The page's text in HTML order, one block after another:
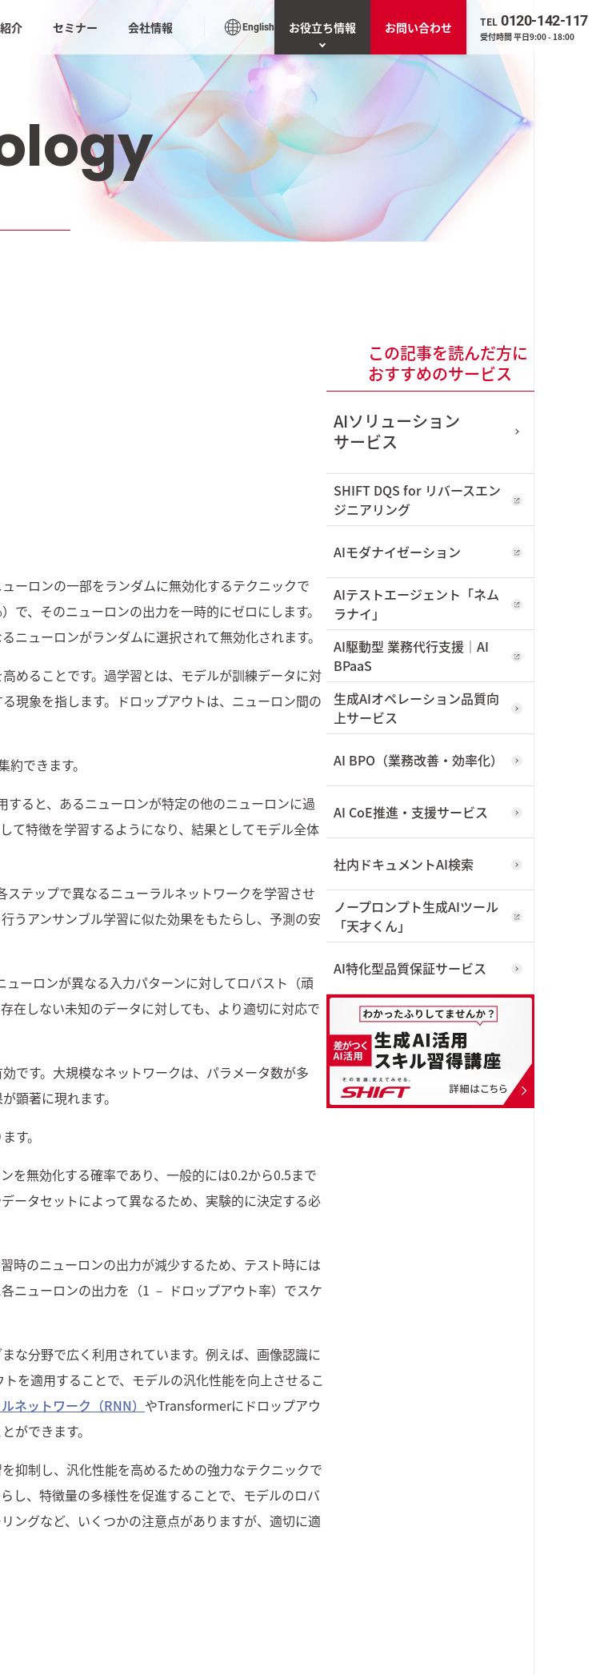
AIモダナイゼーション
AIテストエージェント「ネ
ムラナイ」
生成AIオペレーション品質
AI BPO（業務改善・効率
ノープロンプト生成AIツー
一覧を見る
交通・モビリティ
ービス 公共
・保険・決済） 物流／EC／運輸
テインメント 業務システム／ERP
介 セミナー 会社情報 English お役立ち情報
ーの比較チェックシートや
える情報が満載
お役立ち資料一覧
今すぐダウンロード
お問い合わせ TEL 0120-142-117
受付時間 平日9:00 - 18:00
ーロンの一部をランダムに無効化するテクニックで
、そのニューロンの出力を一時的にゼロにします。
ニューロンがランダムに選択されて無効化されます。
めることです。過学習とは、モデルが訓練データに対
現象を指します。ドロップアウトは、ニューロン間の
できます。
ると、あるニューロンが特定の他のニューロンに過
て特徴を学習するようになり、結果としてモデル全体
テップで異なるニューラルネットワークを学習させ
うアンサンブル学習に似た効果をもたらし、予測の安
ーロンが異なる入力パターンに対してロバスト（頑
在しない未知のデータに対しても、より適切に対応で
です。大規模なネットワークは、パラメータ数が多
顕著に現れます。
す。
を無効化する確率であり、一般的には0.2から0.5まで
ータセットによって異なるため、実験的に決定する必
時のニューロンの出力が減少するため、テスト時には
ニューロンの出力を （1 － ドロップアウト率） でスケ
な分野で広く利用されています。例えば、画像認識に
トを適用することで、モデルの汎化性能を向上させるこ
ネットワーク（RNN） やTransformerにドロップアウ
ができます。
抑制し、汎化性能を高めるための強力なテクニックで
し、特徴量の多様性を促進することで、モデルのロバ
ングなど、いくつかの注意点がありますが、適切に適
この記事を読んだ方に
おすすめのサービス
AIソリューション
サービス
SHIFT DQS for リバースエン
ジニアリング
AIモダナイゼーション
AIテストエージェント「ネム
ラナイ」
AI駆動型 業務代行支援｜AI
BPaaS
生成AIオペレーション品質向
上サービス
AI BPO（業務改善・効率化）
AI CoE推進・支援サービス
社内ドキュメントAI検索
ノープロンプト生成AIツール
「天才くん」
AI特化型品質保証サービス